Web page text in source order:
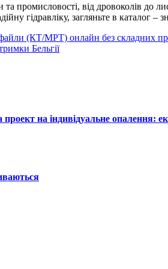
та промисловості, від дровоколів
гідравліку, загляньте в каталог
(КТ/МРТ) онлайн без складних
Бельгії
на індивідуальне опалення: